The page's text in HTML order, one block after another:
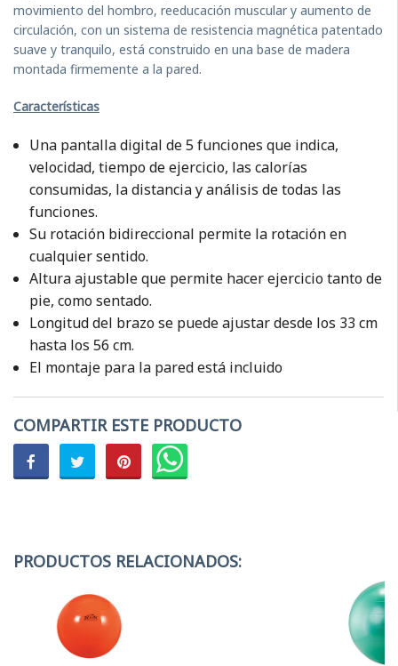
movimiento del hombro, reeducación muscular y aumento de
circulación, con un sistema de resistencia magnética patentado
suave y tranquilo, está construido en una base de madera
montada firmemente a la pared.
Características
Una pantalla digital de 5 funciones que indica,
velocidad, tiempo de ejercicio, las calorías
consumidas, la distancia y análisis de todas las
funciones.
Su rotación bidireccional permite la rotación en
cualquier sentido.
Altura ajustable que permite hacer ejercicio tanto de
pie, como sentado.
Longitud del brazo se puede ajustar desde los 33 cm
hasta los 56 cm.
El montaje para la pared está incluido
COMPARTIR ESTE PRODUCTO
PRODUCTOS RELACIONADOS: